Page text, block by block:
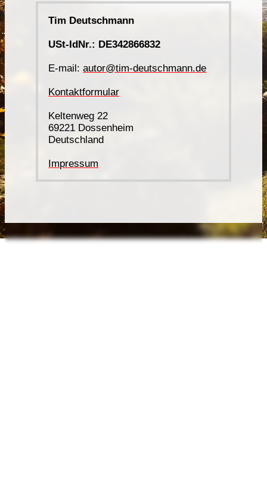
Tim Deutschmann
USt-IdNr.: DE342866832
E-mail:autor@tim-deutschmann.de
Kontaktformular
Keltenweg 22
69221 Dossenheim
Deutschland
Impressum